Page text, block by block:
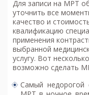
Для записи на МРТ
уточнить все
качество и
квалификацию
применения
выбранной
услугу. Вот
возможно сделать
Самый недорогой